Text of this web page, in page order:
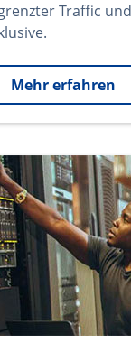
Traffic
Mehr erfahren